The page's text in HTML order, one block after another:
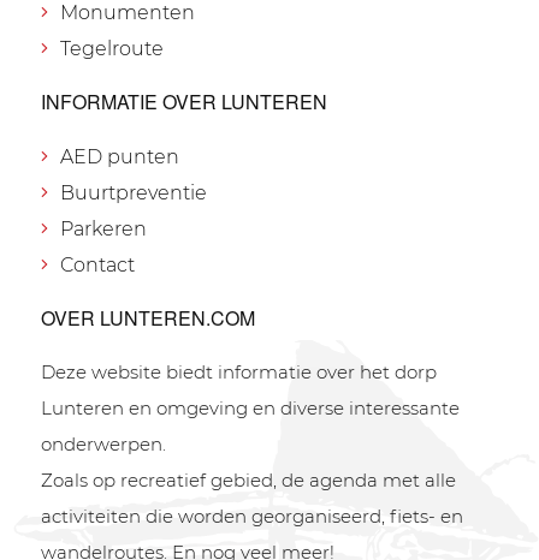
Monumenten
Tegelroute
INFORMATIE OVER LUNTEREN
AED punten
Buurtpreventie
Parkeren
Contact
OVER LUNTEREN.COM
Deze website biedt informatie over het dorp
Lunteren en omgeving en diverse interessante
onderwerpen.
Zoals op recreatief gebied, de agenda met alle
activiteiten die worden georganiseerd, fiets- en
wandelroutes. En nog veel meer!